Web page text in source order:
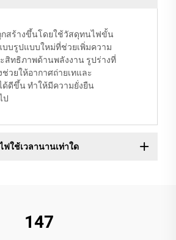
สร้างขึ้นโดยใช้วัสดุทนไฟขั้น
บบรูปแบบใหม่ที่ช่วยเพิ่มความ
สิทธิภาพด้านพลังงาน รูปร่างที่
วยให้อากาศถ่ายเทและ
ดีขึ้น ทำให้มีความยั่งยืน
ป
ใช้เวลานานเท่าใด
147